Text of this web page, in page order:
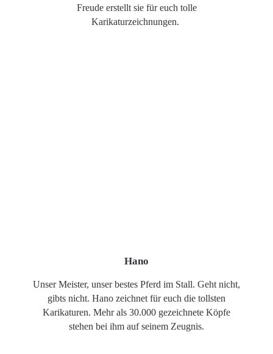
Freude erstellt sie für euch tolle
Karikaturzeichnungen.
Hano
Unser Meister, unser bestes Pferd im Stall. Geht nicht,
gibts nicht. Hano zeichnet für euch die tollsten
Karikaturen. Mehr als 30.000 gezeichnete Köpfe
stehen bei ihm auf seinem Zeugnis.